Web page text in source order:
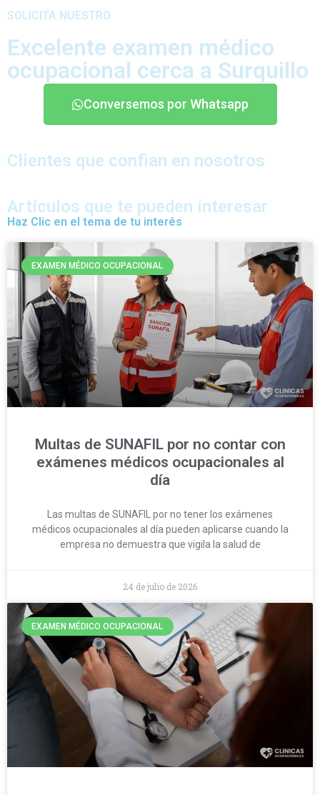
SOLICITA NUESTRO
Excelente examen médico
ocupacional cerca a Surquillo
Conversemos por Whatsapp
Clientes que confian en nosotros
Artículos que te pueden interesar
Haz Clic en el tema de tu interés
EXAMEN MÉDICO OCUPACIONAL
Multas de SUNAFIL por no contar con
exámenes médicos ocupacionales al
día
Las multas de SUNAFIL por no tener los exámenes
médicos ocupacionales al día pueden aplicarse cuando la
empresa no demuestra que vigila la salud de
24 de julio de 2026
EXAMEN MÉDICO OCUPACIONAL